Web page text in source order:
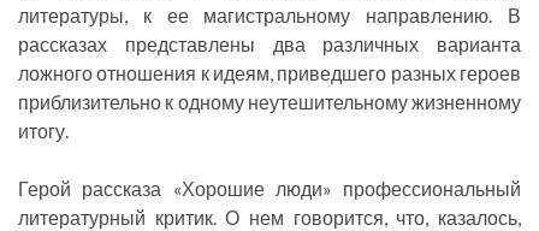
литературы, к ее магистральному направлению. В
рассказах представлены два различных варианта
ложного отношения к идеям, приведшего разных героев
приблизительно к одному неутешительному жизненному
итогу.
Герой рассказа «Хорошие люди» профессиональный
литературный критик. О нем говорится, что, казалось,